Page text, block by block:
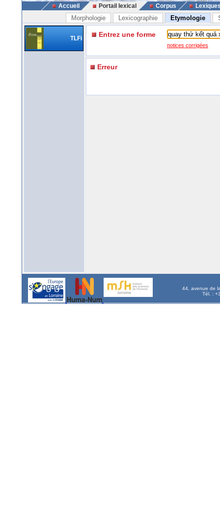
Accueil Portail lexical Corpus
Morphologie Lexicographie Etymologie
TLFi Entrez une forme
notices corrigées
Erreur
44, avenue de
Tél. :